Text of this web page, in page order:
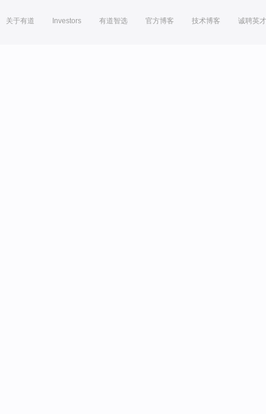
关于有道 Investors 有道智选 官方博客 技术博客 诚聘英才